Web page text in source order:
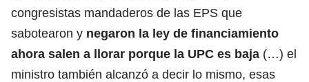
congresistas mandaderos de las EPS que
sabotearon y negaron la ley de financiamiento
ahora salen a llorar porque la UPC es baja (…) el
ministro también alcanzó a decir lo mismo, esas